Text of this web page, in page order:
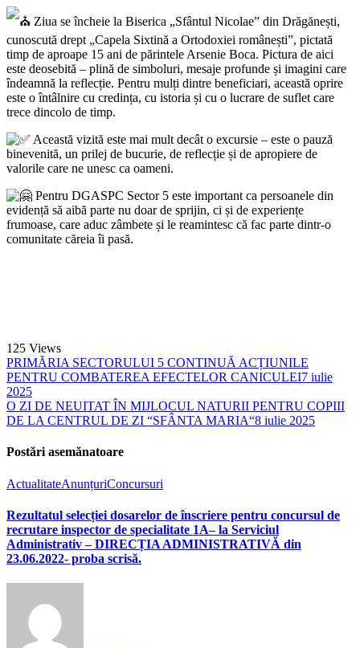
Ziua se încheie la Biserica „Sfântul Nicolae” din Drăgănești,
cunoscută drept „Capela Sixtină a Ortodoxiei românești”, pictată
timp de aproape 15 ani de părintele Arsenie Boca. Pictura de aici
este deosebită – plină de simboluri, mesaje profunde și imagini care
îndeamnă la reflecție. Pentru mulți dintre beneficiari, această oprire
este o întâlnire cu credința, cu istoria și cu o lucrare de suflet care
trece dincolo de timp.
Această vizită este mai mult decât o excursie – este o pauză
binevenită, un prilej de bucurie, de reflecție și de apropiere de
valorile care ne unesc ca oameni.
Pentru DGASPC Sector 5 este important ca persoanele din
evidență să aibă parte nu doar de sprijin, ci și de experiențe
frumoase, care aduc zâmbete și le reamintesc că fac parte dintr-o
comunitate căreia îi pasă.
125 Views
PRIMĂRIA SECTORULUI 5 CONTINUĂ ACȚIUNILE
PENTRU COMBATEREA EFECTELOR CANICULEI7 iulie
2025
O ZI DE NEUITAT ÎN MIJLOCUL NATURII PENTRU COPIII
DE LA CENTRUL DE ZI “SFÂNTA MARIA“8 iulie 2025
Postări asemănatoare
ActualitateAnunțuriConcursuri
Rezultatul selecției dosarelor de înscriere pentru concursul de
recrutare inspector de specialitate 1A– la Serviciul
Administrativ – DIRECȚIA ADMINISTRATIVĂ din
23.06.2022- proba scrisă.